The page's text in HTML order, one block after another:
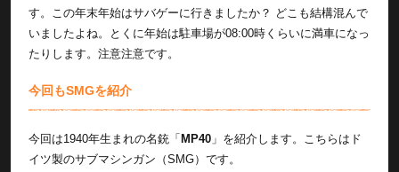
す。この年末年始はサバゲーに行きましたか？ どこも結構混んで
いましたよね。とくに年始は駐車場が08:00時くらいに満車になっ
たりします。注意注意です。
今回もSMGを紹介
今回は1940年生まれの名銃「 MP40 」を紹介します。こちらはド
イツ製のサブマシンガン（SMG）です。